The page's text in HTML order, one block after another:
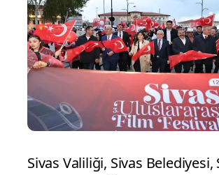
Sivas Valiliği, Sivas Belediyesi,